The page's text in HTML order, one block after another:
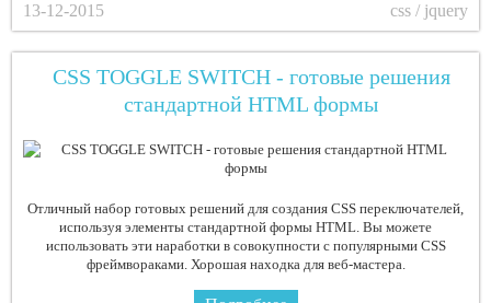
13-12-2015 css / jquery
CSS TOGGLE SWITCH - готовые решения
стандартной HTML формы
Отличный набор готовых решений для создания CSS переключателей,
используя элементы стандартной формы HTML. Вы можете
использовать эти наработки в совокупности с популярными CSS
фреймвораками. Хорошая находка для веб-мастера.